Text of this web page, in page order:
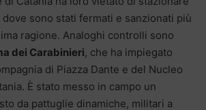
sono stati fermati e sanzionati più
ragione. Analoghi controlli sono
dei Carabinieri, che ha impiegato
di Piazza Dante e del Nucleo
È stato messo in campo un
da pattuglie dinamiche, militari a